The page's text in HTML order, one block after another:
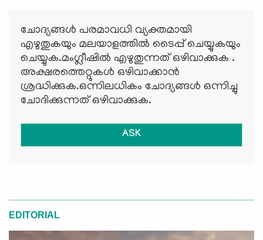
ചോദ്യങ്ങള്‍ പരമാവധി വ്യക്തമായി
എഴുതുകയും മലയാളത്തില്‍ ടൈപ്പ് ചെയ്യുകയും
ചെയ്യുക.മംഗ്ലീഷില്‍ എഴുതുന്നത് ഒഴിവാക്കുക .
അക്ഷരത്തെറ്റുകള്‍ ഒഴിവാക്കാന്‍
ശ്രദ്ധിക്കുക.ഒന്നിലധികം ചോദ്യങ്ങള്‍ ഒന്നിച്ചു
ചോദിക്കുന്നത് ഒഴിവാക്കുക.
ASK
EDITORIAL